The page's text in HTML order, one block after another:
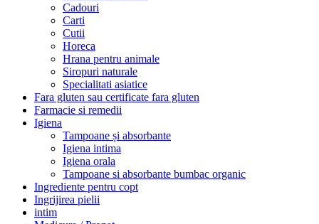
Cadouri
Carti
Cutii
Horeca
Hrana pentru animale
Siropuri naturale
Specialitati asiatice
Fara gluten sau certificate fara gluten
Farmacie si remedii
Igiena
Tampoane și absorbante
Igiena intima
Igiena orala
Tampoane si absorbante bumbac organic
Ingrediente pentru copt
Ingrijirea pielii
intim